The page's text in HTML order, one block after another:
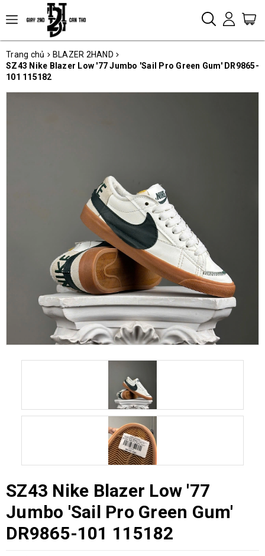
Trang chủ
BLAZER 2HAND
SZ43 Nike Blazer Low '77 Jumbo 'Sail Pro Green Gum' DR9865-
101 115182
SZ43 Nike Blazer Low '77
Jumbo 'Sail Pro Green Gum'
DR9865-101 115182